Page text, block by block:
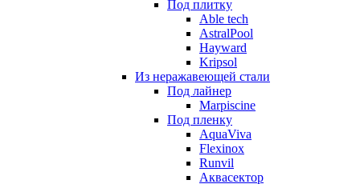
Под плитку
Able tech
AstralPool
Hayward
Kripsol
Из неражавеющей стали
Под лайнер
Marpiscine
Под пленку
AquaViva
Flexinox
Runvil
Аквасектор